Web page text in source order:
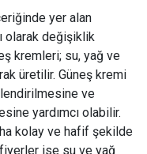
yer alan
olarak değişiklik
kremleri; su, yağ ve
üretilir. Güneş kremi
ve
yardımcı olabilir.
kolay ve hafif şekilde
ise su ve yağ